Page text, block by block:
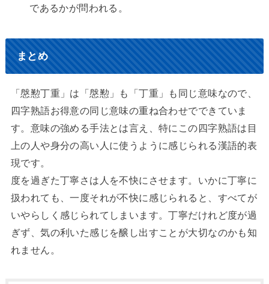
であるかが問われる。
まとめ
「慇懃丁重」は「慇懃」も「丁重」も同じ意味なので、
四字熟語お得意の同じ意味の重ね合わせでできていま
す。意味の強める手法とは言え、特にこの四字熟語は目
上の人や身分の高い人に使うように感じられる漢語的表
現です。
度を過ぎた丁寧さは人を不快にさせます。いかに丁寧に
扱われても、一度それが不快に感じられると、すべてが
いやらしく感じられてしまいます。丁寧だけれど度が過
ぎず、気の利いた感じを醸し出すことが大切なのかも知
れません。